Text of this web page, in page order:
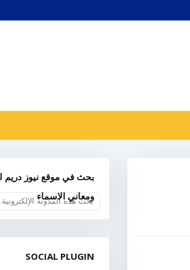
بحث في موقع نيوز دريم
ومعاني الاسماء
SOCIAL PLUGIN